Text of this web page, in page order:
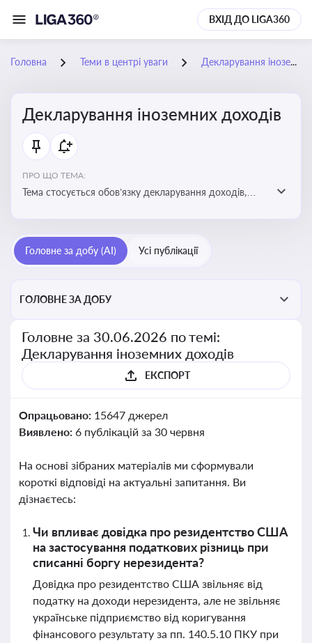
ВХІД ДО LIGA360
Головна Теми в центрі уваги Декларування іноземних доходів
Декларування іноземних доходів
ПРО ЩО ТЕМА:
Тема стосується обов’язку декларування доходів,
уникнення подвійного оподаткування
Головне за добу (AI) Усі публікації
ГОЛОВНЕ ЗА ДОБУ
Головне за 30.06.2026 по темі:
Декларування іноземних доходів
ЕКСПОРТ
Опрацьовано: 15647 джерел
Виявлено: 6 публікацій за 30 червня
На основі зібраних матеріалів ми сформували
короткі відповіді на актуальні запитання. Ви
дізнаєтесь:
Чи впливає довідка про резидентство США
на застосування податкових різниць при
списанні боргу нерезидента?
Довідка про резидентство США звільняє від
податку на доходи нерезидента, але не звільняє
українське підприємство від коригування
фінансового результату за пп. 140.5.10 ПКУ при